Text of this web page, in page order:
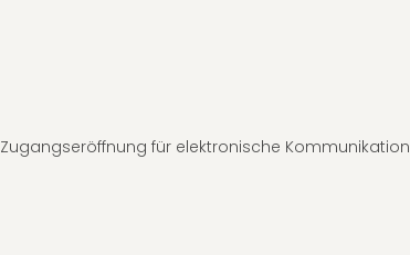
Zugangseröffnung für elektronische Kommunikation